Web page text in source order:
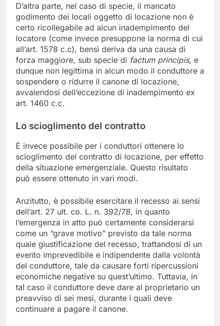
D’altra parte, nel caso di specie, il mancato
godimento dei locali oggetto di locazione non è
certo ricollegabile ad alcun inadempimento del
locatore (come invece presuppone la norma di cui
all’art. 1578 c.c), bensì deriva da una causa di
forza maggiore, sub specie di factum principis, e
dunque non legittima in alcun modo il conduttore a
sospendere o ridurre il canone di locazione,
avvalendosi dell’eccezione di inadempimento ex
art. 1460 c.c.
Lo scioglimento del contratto
È invece possibile per i conduttori ottenere lo
scioglimento del contratto di locazione, per effetto
della situazione emergenziale. Questo risultato
può essere ottenuto in vari modi.
Anzitutto, è possibile esercitare il recesso ai sensi
dell’art. 27 ult. co. L. n. 392/78, in quanto
l’emergenza in atto può certamente considerarsi
come un “grave motivo” previsto da tale norma
quale giustificazione del recesso, trattandosi di un
evento imprevedibile e indipendente dalla volontà
del conduttore, tale da causare forti ripercussioni
economiche negative su quest’ultimo. Tuttavia, in
tal caso il conduttore deve dare al proprietario un
preavviso di sei mesi, durante i quali deve
continuare a pagare il canone.